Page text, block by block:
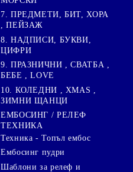
7. ПРЕДМЕТИ, БИТ, ХОРА
, ПЕЙЗАЖ
8. НАДПИСИ, БУКВИ,
ЦИФРИ
9. ПРАЗНИЧНИ , СВАТБА ,
БЕБЕ , LOVE
10. КОЛЕДНИ , XMAS ,
ЗИМНИ ЩАНЦИ
ЕМБОСИНГ / РЕЛЕФ
ТЕХНИКА
Техника - Топъл ембос
Ембосинг пудри
Шаблони за релеф и